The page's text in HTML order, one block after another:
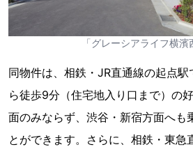
「グレーシアライフ横
同物件は、相鉄・JR直通線の起点
ら徒歩9分（住宅地入り口まで）の
面のみならず、渋谷・新宿方面へも
とができます。さらに、相鉄・東急